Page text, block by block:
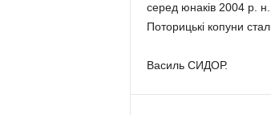
серед юнаків 2004 р. н.
Поторицькі копуни
Василь СИДОР.